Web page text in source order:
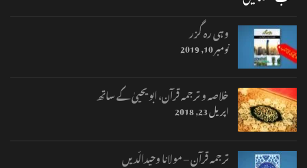
وہی رہ گزر
نومبر 10, 2019
خلاصہ و ترجمہ قرآن، ابو یحییٰ کے ساتھ
اپریل 23, 2018
ترجمہ قرآن – مولانا وحیدالّدیں